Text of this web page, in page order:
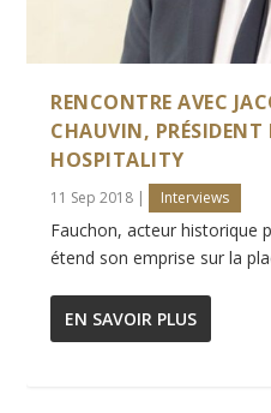
RENCONTRE AVEC
CHAUVIN, PRÉSIDENT
HOSPITALITY
11 Sep 2018 | Interviews
Fauchon, acteur historique
étend son emprise sur la
EN SAVOIR PLUS